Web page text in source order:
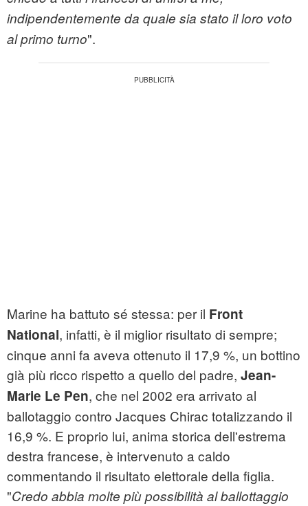
indipendentemente da quale sia stato il loro voto
al primo turno".
Marine ha battuto sé stessa: per il Front
National, infatti, è il miglior risultato di sempre;
cinque anni fa aveva ottenuto il 17,9 %, un bottino
già più ricco rispetto a quello del padre, Jean-
Marie Le Pen, che nel 2002 era arrivato al
ballotaggio contro Jacques Chirac totalizzando il
16,9 %. E proprio lui, anima storica dell'estrema
destra francese, è intervenuto a caldo
commentando il risultato elettorale della figlia.
"Credo abbia molte più possibilità al ballottaggio